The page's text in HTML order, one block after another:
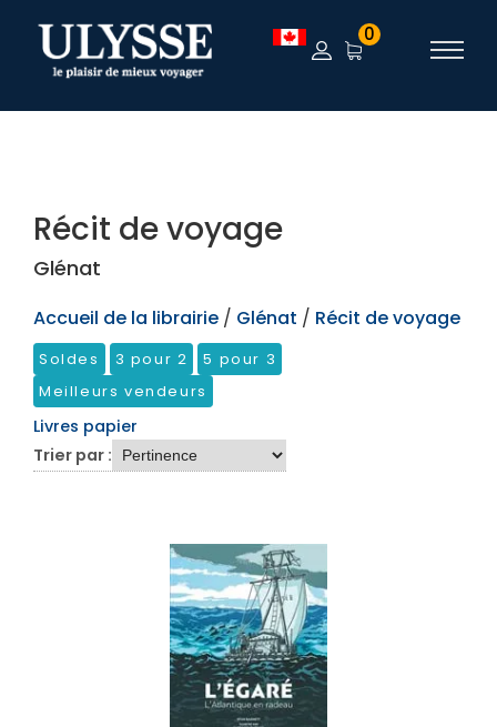
TEST 0
Récit de voyage
Glénat
Accueil de la librairie / Glénat / Récit de voyage
Soldes 3 pour 2
5 pour 3
Meilleurs vendeurs
Livres papier
Trier par :